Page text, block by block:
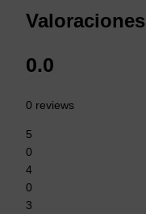
Valoraciones
0.0
0 reviews
5
0
4
0
3